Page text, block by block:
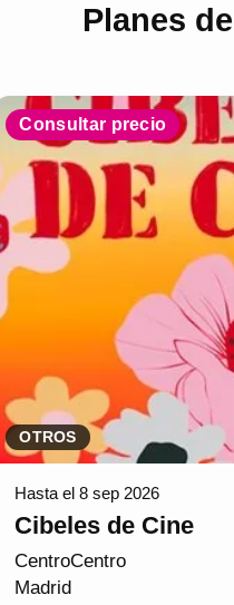
Planes
Consultar precio
OTROS
Hasta el 8 sep 2026
Cibeles de Cine
CentroCentro
Madrid